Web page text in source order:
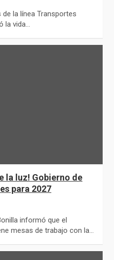
la línea Transportes
la vida…
la luz! Gobierno de
para 2027
informó que el
mesas de trabajo con la…